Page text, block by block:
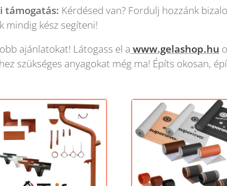
támogatás: Kérdésed van? Fordulj hozzánk
mindig kész segíteni!
ajánlatokat! Látogass el a www.gelashop.hu
szükséges anyagokat még ma! Építs okosan,